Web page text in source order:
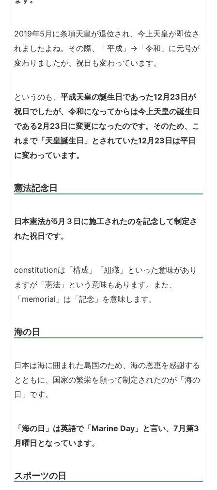
2019年5月に条項天皇が退位され、今上天皇が即位さ
れましたよね。その際、「平成」→「令和」に元号が
変わりましたが、祝日も変わっています。
というのも、 平成天皇の誕生日であった12月23日が
祝日でしたが、令和になってからは今上天皇の誕生日
である2月23日に変更になったのです。そのため、こ
れまで「天皇誕生日」とされていた12月23日は平日
に変わっています。
憲法記念日
日本憲法が5月３日に施工されたのを記念して制定さ
れた祝日です。
constitutionは「構成」「組織」といった意味があり
ますが「憲法」という意味もあります。また、
「memorial」は「記念」を意味します。
海の日
日本は海に囲まれた島国のため、海の恩恵を感謝する
とともに、国家の繁栄を願って制定されたのが「海の
日」です。
「海の日」は英語で「Marine Day」と言い、7月第3
月曜日となっています。
スポーツの日